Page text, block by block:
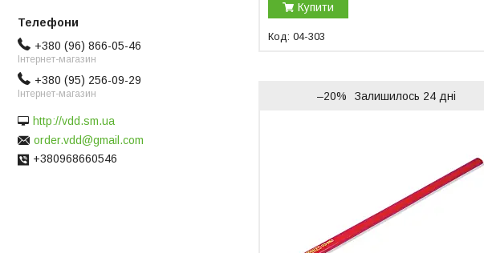
Купити
04-303
–20% Залишилось 24 дні
+380 (96) 866-05-46
Інтернет-магазин
+380 (95) 256-09-29
Інтернет-магазин
http://vdd.sm.ua
order.vdd@gmail.com
+380968660546